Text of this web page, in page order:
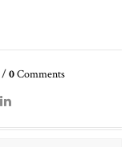
/0Comments